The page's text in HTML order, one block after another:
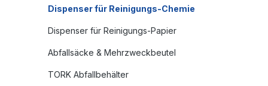
Dispenser für Reinigungs-Chemie
Dispenser für Reinigungs-Papier
Abfallsäcke & Mehrzweckbeutel
TORK Abfallbehälter